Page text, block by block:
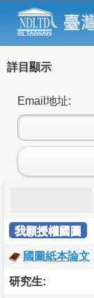
詳目顯示
Email地址:
我願授權國圖
國圖紙本論文
研究生: